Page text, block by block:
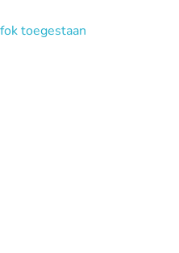
toegestaan